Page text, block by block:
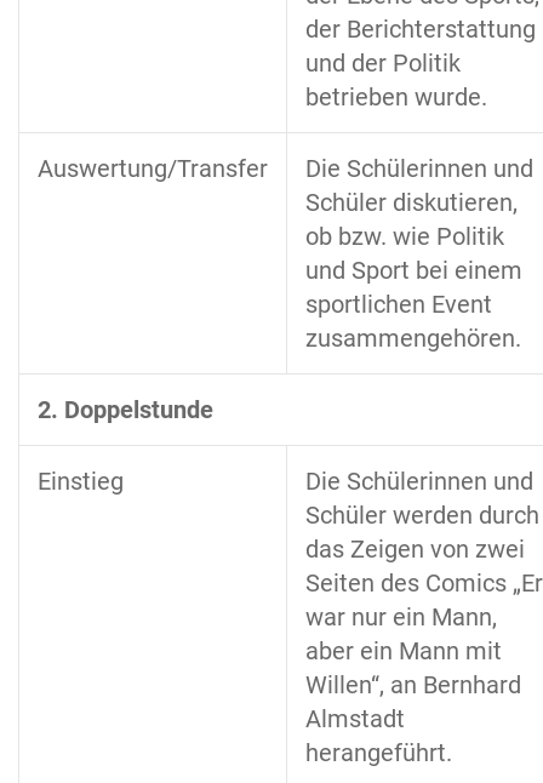
der Berichterstattung
und der Politik
betrieben wurde.
Auswertung/Transfer
Die Schülerinnen und
Schüler diskutieren,
ob bzw. wie Politik
und Sport bei einem
sportlichen Event
zusammengehören.
2. Doppelstunde
Einstieg
Die Schülerinnen und
Schüler werden durch
das Zeigen von zwei
Seiten des Comics „Er
war nur ein Mann,
aber ein Mann mit
Willen“, an Bernhard
Almstadt
herangeführt.